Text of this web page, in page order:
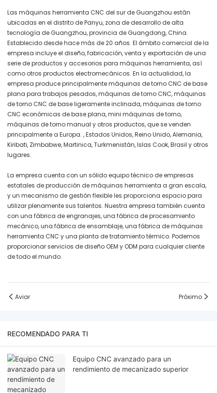
Las máquinas herramienta CNC del sur de Guangzhou están
ubicadas en el distrito de Panyu, zona de desarrollo de alta
tecnología de Guangzhou, provincia de Guangdong, China.
Establecido desde hace más de 20 años. El ámbito comercial de la
empresa incluye el diseño, fabricación, venta y exportación de una
serie de productos y accesorios para máquinas herramienta, así
como otros productos electromecánicos. En la actualidad, la
empresa produce principalmente máquinas de torno CNC de base
plana para trabajos pesados, máquinas de torno CNC, máquinas
de torno CNC de base ligeramente inclinada, máquinas de torno
CNC económicas de base plana, mini máquinas de torno,
máquinas de torno manual y otros productos, que se venden
principalmente a Europa. , Estados Unidos, Reino Unido, Alemania,
Kiribati, Zimbabwe, Martinica, Turkmenistán, Islas Cook, Brasil y otros
lugares.
La empresa cuenta con un sólido equipo técnico de empresas
estatales de producción de máquinas herramienta a gran escala,
y un mecanismo de gestión flexible les proporciona espacio para
utilizar plenamente sus talentos. Nuestra empresa también cuenta
con una fábrica de engranajes, una fábrica de procesamiento
mecánico, una fábrica de ensamblaje, una fábrica de máquinas
herramienta CNC y una planta de tratamiento térmico. Podemos
proporcionar servicios de diseño OEM y ODM para cualquier cliente
de todo el mundo.
Aviar Próximo
RECOMENDADO PARA TI
Equipo CNC avanzado para un
rendimiento de mecanizado superior